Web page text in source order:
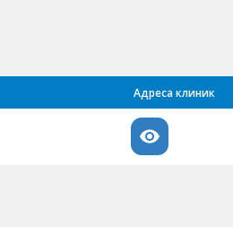
Адреса клиник